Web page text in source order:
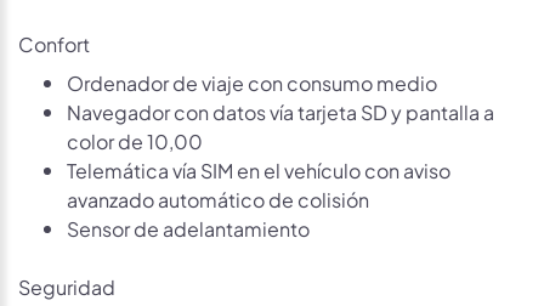
Confort
Ordenador de viaje con consumo medio
Navegador con datos vía tarjeta SD y pantalla a
color de 10,00
Telemática vía SIM en el vehículo con aviso
avanzado automático de colisión
Sensor de adelantamiento
Seguridad